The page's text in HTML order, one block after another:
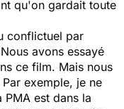
qu'on gardait toute
conflictuel par
avons essayé
ce film. Mais nous
exemple, je ne
est dans la